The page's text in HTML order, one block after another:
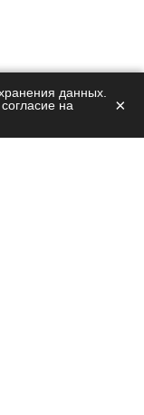
данных.
на
×